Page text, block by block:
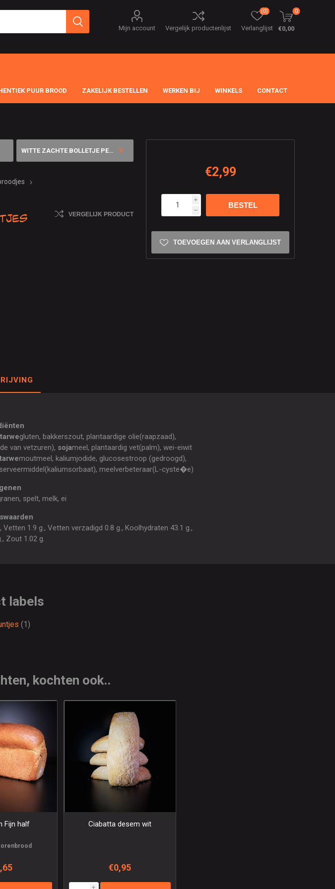
Mijn account Vergelijk productenlijst Verlanglijst
(0) 0
€0,00
PUUR BROOD ZAKELIJK BESTELLEN WERKEN BIJ WINKELS CONTACT
WITTE ZACHTE BOLLETJE PER 6...
VERGELIJK PRODUCT
€2,99
i
h
TOEVOEGEN AAN VERLANGLIJST
tarwegluten, bakkerszout, plantaardige olie(raapzaad),
van vetzuren), sojameel, plantaardig vet(palm), wei-eiwit
tarwemoutmeel, kaliumjodide, glucosestroop (gedroogd),
meelverbeteraar(L-cyste�e)
spelt, melk, ei
1.9 g., Vetten verzadigd 0.8 g., Koolhydraten 43.1 g.,
Zout 1.02 g.
labels
(1)
kochten ook..
Fijn half Ciabatta desem wit
€0,95
i